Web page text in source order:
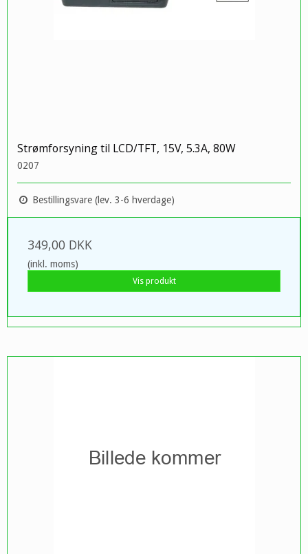
Strømforsyning til LCD/TFT, 15V, 5.3A, 80W
0207
Bestillingsvare (lev. 3-6 hverdage)
349,00 DKK
(inkl. moms)
Vis produkt